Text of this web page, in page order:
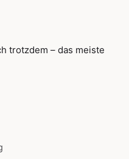
trotzdem – das meiste